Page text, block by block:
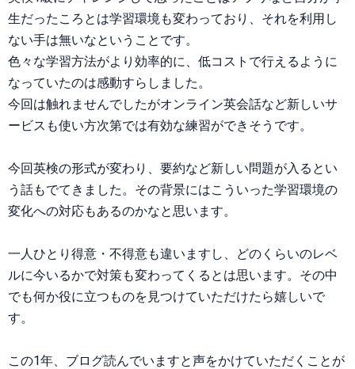
生だったころとは学習環境も変わっており、それを利用し
ない手は無いなということです。
色々な学習方法がより効率的に、低コストで行えるように
なっていたのは感動すらしました。
今回は触れませんでしたがオンライン英会話など新しいサ
ービスも使い方次第では有効な練習ができそうです。
今回英検の形式が変わり、要約など新しい問題が入るとい
う話もでてきました。その背景にはこういった学習環境の
変化への対応もあるのかなと思います。
一人ひとり得意・不得意も違いますし、どのくらいのレベ
ルに今いるかで対策も変わってくるとは思います。その中
でも何か役に立つものを見つけていただけたら嬉しいで
す。
この1年、ブログ読んでいますと声をかけていただくことが